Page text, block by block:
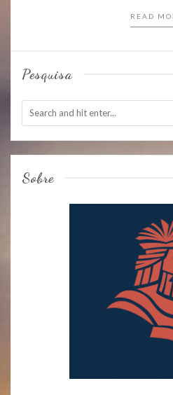
READ
Pesquisa
Sobre